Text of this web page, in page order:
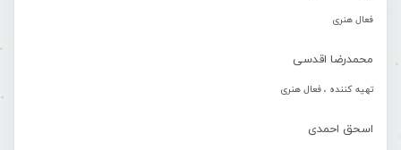
فعال هنری
محمدرضا اقدسی
تهیه کننده ، فعال هنری
اسحق احمدی